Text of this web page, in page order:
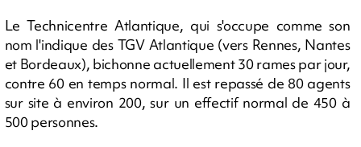
Le Technicentre Atlantique, qui s'occupe comme son
nom l'indique des TGV Atlantique (vers Rennes, Nantes
et Bordeaux), bichonne actuellement 30 rames par jour,
contre 60 en temps normal. Il est repassé de 80 agents
sur site à environ 200, sur un effectif normal de 450 à
500 personnes.